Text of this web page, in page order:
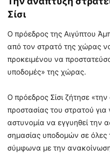
Σίσι
O πρόεδρος της Αιγύπτου
από τον στρατό της χώρας
προκειμένου να
υποδομές» της χώρας.
Ο πρόεδρος Σίσι ζήτησε
προστασίας του στρατού
αστυνομία να εγγυηθεί την
σημασίας υποδομών σε όλες
σύμφωνα με την